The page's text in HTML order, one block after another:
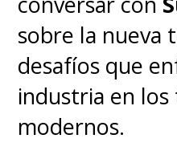
llamado
Negro),
maldición de
de 1998 entregó
sobre la nueva
desafíos que
industria en
modernos.